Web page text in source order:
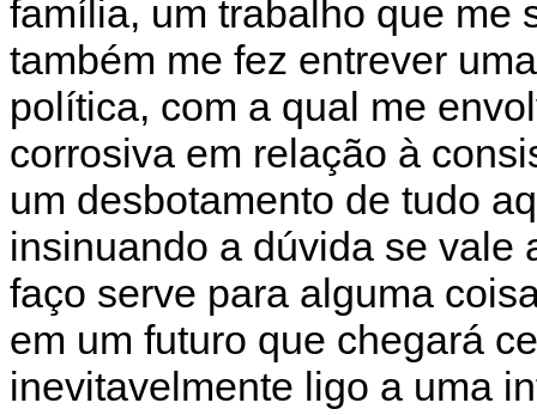
família, um trabalho que me
também me fez entrever
política, com a qual me
corrosiva em relação à
um desbotamento de tudo
insinuando a dúvida se vale
faço serve para alguma
em um futuro que chegará
inevitavelmente ligo a uma